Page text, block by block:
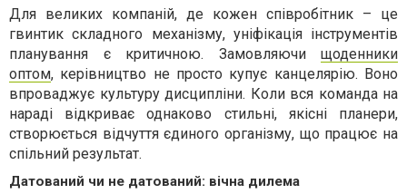
Для великих компаній, де кожен співробітник – це
гвинтик складного механізму, уніфікація інструментів
планування є критичною. Замовляючи щоденники
оптом, керівництво не просто купує канцелярію. Воно
впроваджує культуру дисципліни. Коли вся команда на
нараді відкриває однаково стильні, якісні планери,
створюється відчуття єдиного організму, що працює на
спільний результат.
Датований чи не датований: вічна дилема